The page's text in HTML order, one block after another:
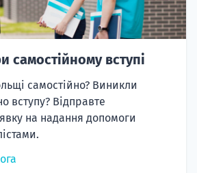
самостійному вступі
самостійно? Виникли
вступу? Відправте
на надання допомоги